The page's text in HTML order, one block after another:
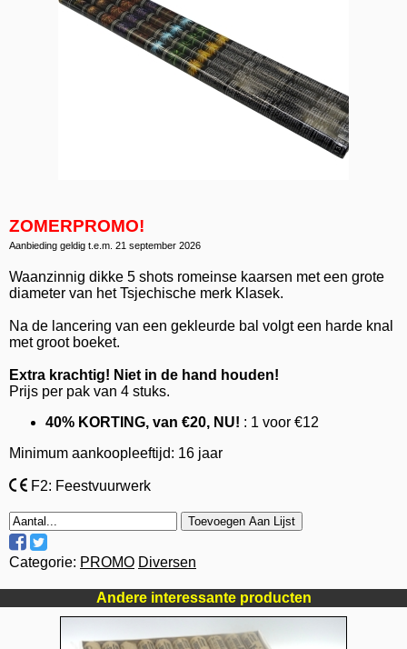
ZOMERPROMO!
Aanbieding geldig t.e.m. 21 september 2026
Waanzinnig dikke 5 shots romeinse kaarsen met een grote
diameter van het Tsjechische merk Klasek.
Na de lancering van een gekleurde bal volgt een harde knal
met groot boeket.
Extra krachtig! Niet in de hand houden!
Prijs per pak van 4 stuks.
40% KORTING, van €20, NU! : 1 voor €12
Minimum aankoopleeftijd: 16 jaar
F2: Feestvuurwerk
Toevoegen Aan Lijst
Categorie: PROMO Diversen
Andere interessante producten